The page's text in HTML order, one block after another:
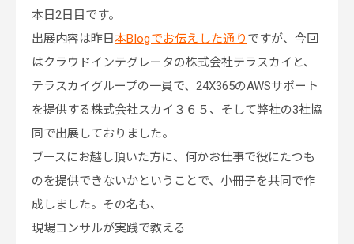
本日2日目です。
出展内容は昨日本Blogでお伝えした通り ですが、今回
はクラウドインテグレータの株式会社テラスカイと、
テラスカイグループの一員で、24X365のAWSサポート
を提供する株式会社スカイ３６５、そして弊社の3社協
同で出展しておりました。
ブースにお越し頂いた方に、何かお仕事で役にたつも
のを提供できないかということで、小冊子を共同で作
成しました。その名も、
現場コンサルが実践で教える